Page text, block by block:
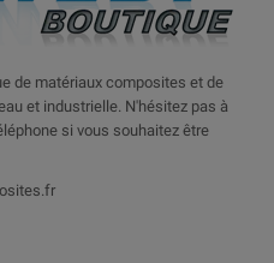
de matériaux composites et de
et industrielle. N'hésitez pas à
si vous souhaitez être